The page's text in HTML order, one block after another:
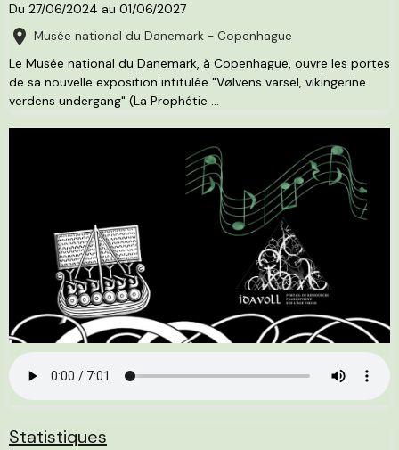
Du 27/06/2024 au 01/06/2027
Musée national du Danemark - Copenhague
Le Musée national du Danemark, à Copenhague, ouvre les portes
de sa nouvelle exposition intitulée "Vølvens varsel, vikingerine
verdens undergang" (La Prophétie ...
Statistiques